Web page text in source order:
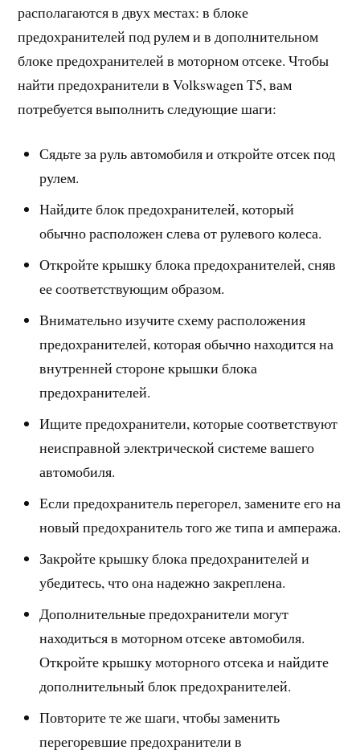
располагаются в двух местах: в блоке
предохранителей под рулем и в дополнительном
блоке предохранителей в моторном отсеке. Чтобы
найти предохранители в Volkswagen T5, вам
потребуется выполнить следующие шаги:
Сядьте за руль автомобиля и откройте отсек под
рулем.
Найдите блок предохранителей, который
обычно расположен слева от рулевого колеса.
Откройте крышку блока предохранителей, сняв
ее соответствующим образом.
Внимательно изучите схему расположения
предохранителей, которая обычно находится на
внутренней стороне крышки блока
предохранителей.
Ищите предохранители, которые соответствуют
неисправной электрической системе вашего
автомобиля.
Если предохранитель перегорел, замените его на
новый предохранитель того же типа и ампеража.
Закройте крышку блока предохранителей и
убедитесь, что она надежно закреплена.
Дополнительные предохранители могут
находиться в моторном отсеке автомобиля.
Откройте крышку моторного отсека и найдите
дополнительный блок предохранителей.
Повторите те же шаги, чтобы заменить
перегоревшие предохранители в